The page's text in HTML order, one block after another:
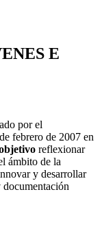
E
por el
febrero de 2007 en
reflexionar
ámbito de la
y desarrollar